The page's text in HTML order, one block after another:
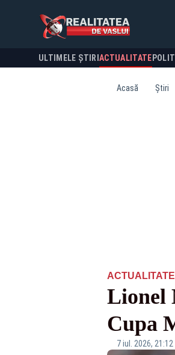
ULTIMELE ȘTIRI ACTUALITATE
Acasă Știri
ACTUALITATE
Lionel
Cupa
7 iul. 2026, 21:12